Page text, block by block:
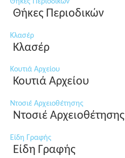
Θήκες Περιοδικών
Κλασέρ
Κλασέρ
Κουτιά Αρχείου
Κουτιά Αρχείου
Ντοσιέ Αρχειοθέτησης
Ντοσιέ Αρχειοθέτησης
Είδη Γραφής
Είδη Γραφής